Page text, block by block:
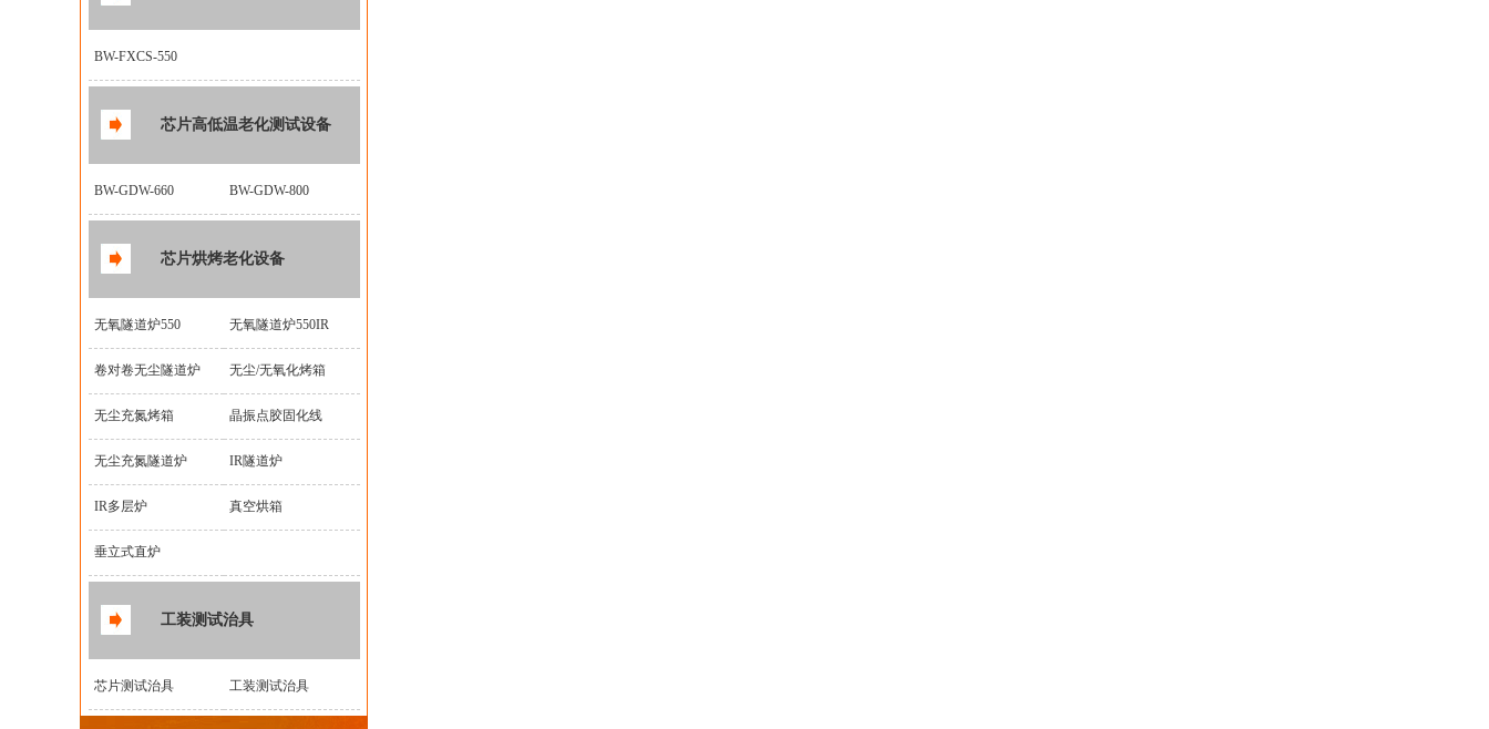
BW-FXCS-550
芯片高低温老化测试设备
BW-GDW-660 BW-GDW-800
芯片烘烤老化设备
无氧隧道炉550 无氧隧道炉550IR
卷对卷无尘隧道炉 无尘/无氧化烤箱
无尘充氮烤箱 晶振点胶固化线
无尘充氮隧道炉 IR隧道炉
IR多层炉 真空烘箱
垂立式直炉
工装测试治具
芯片测试治具 工装测试治具